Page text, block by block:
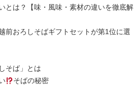
とは？【味・風味・素材の違いを徹底解
前おろしそばギフトセットが第1位に選
そば」とは
そばの秘密